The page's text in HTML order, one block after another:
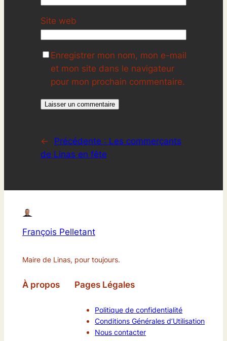
Site web
Enregistrer mon nom, mon e-mail
et mon site dans le navigateur
pour mon prochain commentaire.
← Précédente : Les commerçants
de Linas en fête
François Pelletant
Maire de Linas, pour toujours.
À propos Pages Légales
Politique de confidentialité
Conditions Générales d’Utilisation
Nous contacter